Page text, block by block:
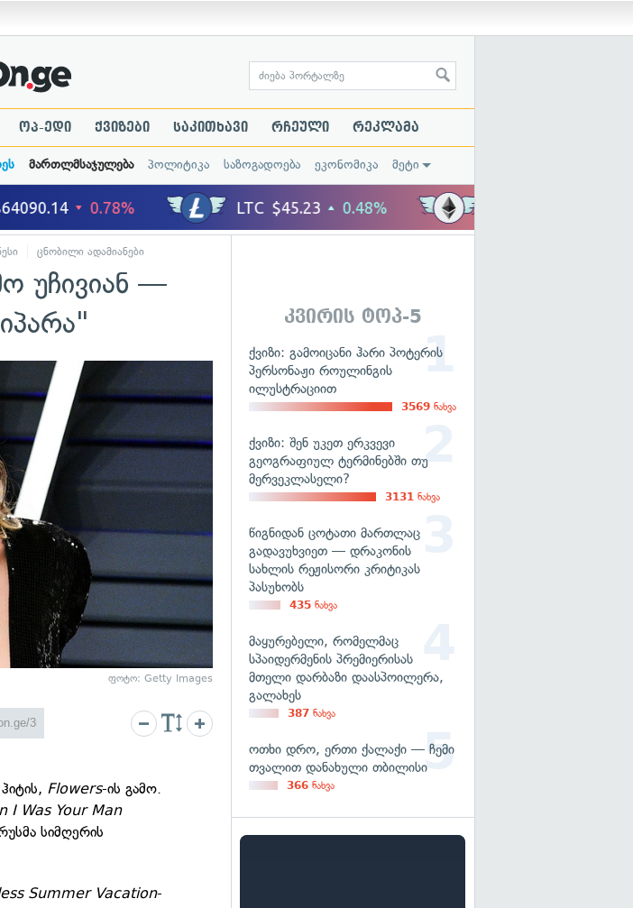
ოპ-ედი ქვიზები საკითხავი რჩეული რეკლამა
მართლმსაჯულება პოლიტიკა საზოგადოება ეკონომიკა მეტი
ცნობილი ადამიანები
უჩივიან —
ფოტო: Getty Images
Flowers-ის გამო.
I Was Your Man
სიმღერის
Summer Vacation-
კვირის ტოპ-5
ქვიზი: გამოიცანი ჰარი პოტერის
პერსონაჟი როულინგის
ილუსტრაციით
3569 ნახვა
ქვიზი: შენ უკეთ ერკვევი
გეოგრაფიულ ტერმინებში თუ
მერვეკლასელი?
3131 ნახვა
წიგნიდან ცოტათი მართლაც
გადავუხვიეთ — დრაკონის
სახლის რეჟისორი კრიტიკას
პასუხობს
435 ნახვა
მაყურებელი, რომელმაც
სპაიდერმენის პრემიერისას
მთელი დარბაზი დაასპოილერა,
გალახეს
387 ნახვა
ოთხი დრო, ერთი ქალაქი — ჩემი
თვალით დანახული თბილისი
366 ნახვა